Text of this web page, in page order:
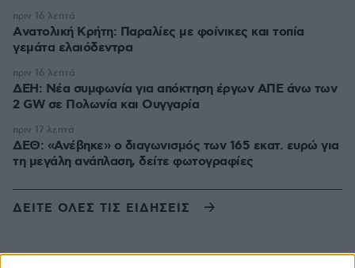
Aνατολική Κρήτη: Παραλίες με φοίνικες και τοπία
γεμάτα ελαιόδεντρα
πριν 16 λεπτά
ΔΕΗ: Νέα συμφωνία για απόκτηση έργων ΑΠΕ άνω των
2 GW σε Πολωνία και Ουγγαρία
πριν 16 λεπτά
ΔΕΘ: «Ανέβηκε» ο διαγωνισμός των 165 εκατ. ευρώ για
τη μεγάλη ανάπλαση, δείτε φωτογραφίες
πριν 17 λεπτά
ΔΕΙΤΕ ΟΛΕΣ ΤΙΣ ΕΙΔΗΣΕΙΣ